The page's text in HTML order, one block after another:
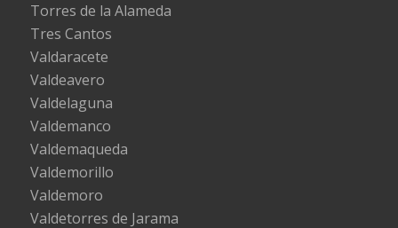
Torres de la Alameda
Tres Cantos
Valdaracete
Valdeavero
Valdelaguna
Valdemanco
Valdemaqueda
Valdemorillo
Valdemoro
Valdetorres de Jarama